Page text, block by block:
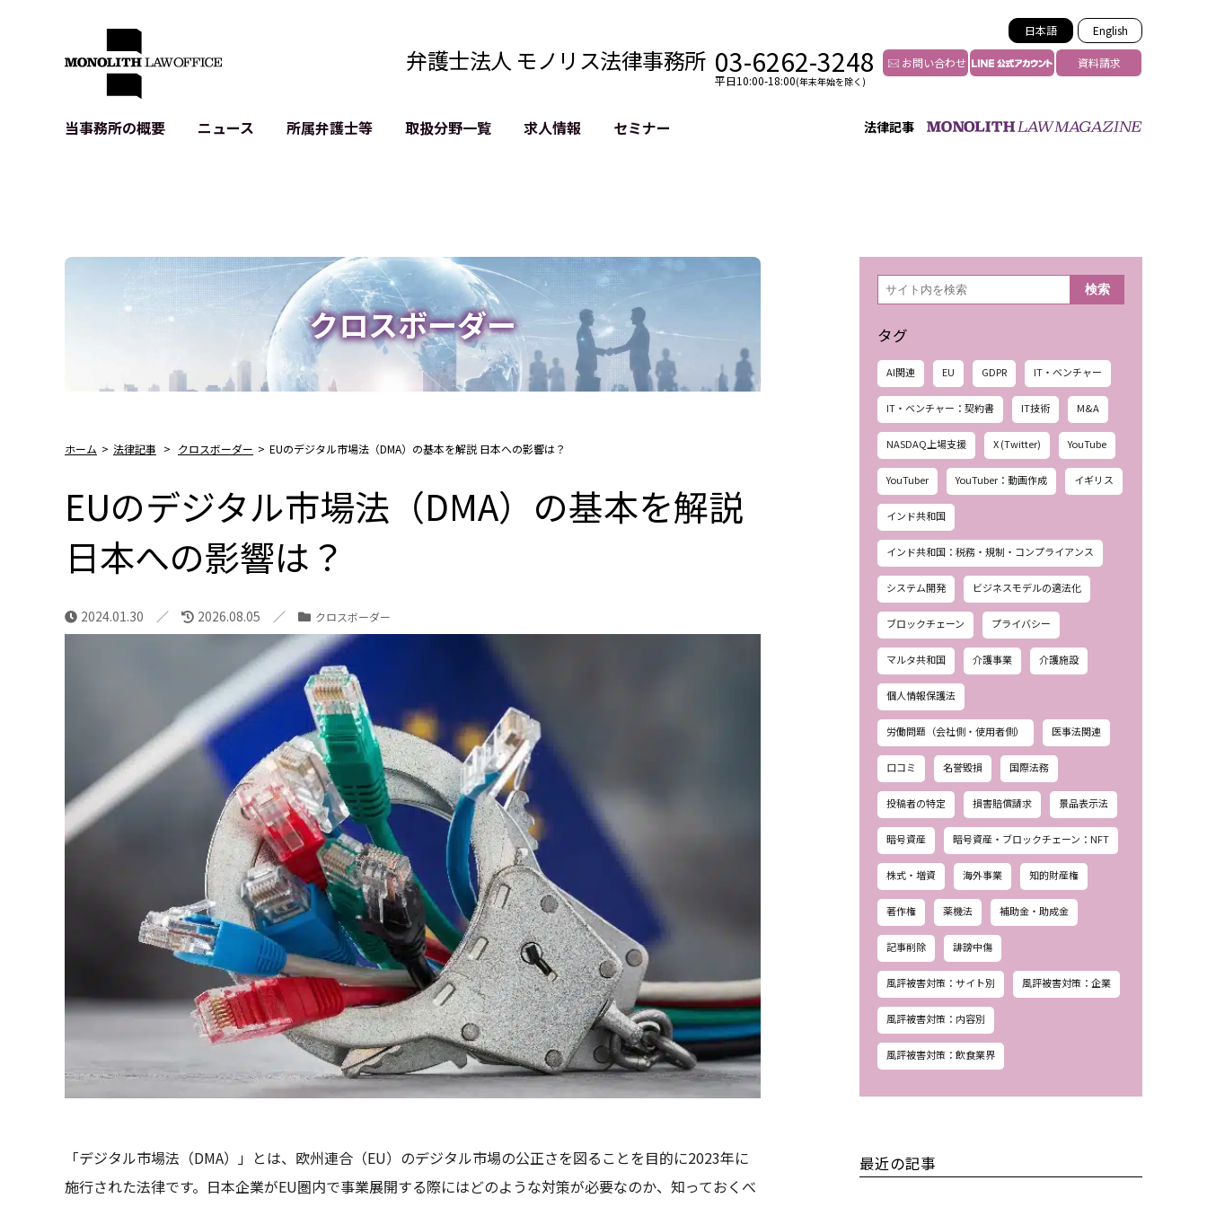
日本語 English
弁護士法人 モノリス法律事務所 03-6262-3248
平日10:00-18:00(年末年始を除く)
お問い合わせ 資料請求
法律記事
当事務所の概要 ニュース 所属弁護士等 取扱分野一覧
IPO（上場）支援
生成AI関連法務
記事・LPの薬機法等チェック
D2C等の不正転売対策
サイバー犯罪の刑事告訴等
GDPR対応支援
誹謗中傷加害者の弁護
リスティング汚染の削除対策
YouTube等SNSのM&A
求人情報 セミナー
クロスボーダー
ホーム > 法律記事 > クロスボーダー > EUのデジタル市場法（DMA）の基本を解説 日本への影響は？
EUのデジタル市場法（DMA）の基本を解説
日本への影響は？
2024.01.30 2026.08.05 クロスボーダー
「デジタル市場法（DMA）」とは、欧州連合（EU）のデジタル市場の公正さを図ることを目的に2023年に
施行された法律です。日本企業がEU圏内で事業展開する際にはどのような対策が必要なのか、知っておくべ
検
索 検索
タグ
AI関連 EU GDPR IT・ベンチャー
IT・ベンチャー：契約書 IT技術 M&A
NASDAQ上場支援 X (Twitter) YouTube
YouTuber YouTuber：動画作成 イギリス
インド共和国
インド共和国：税務・規制・コンプライアンス
システム開発 ビジネスモデルの適法化
ブロックチェーン プライバシー
マルタ共和国 介護事業 介護施設
個人情報保護法
労働問題（会社側・使用者側） 医事法関連
口コミ 名誉毀損 国際法務
投稿者の特定 損害賠償請求 景品表示法
暗号資産 暗号資産・ブロックチェーン：NFT
株式・増資 海外事業 知的財産権
著作権 薬機法 補助金・助成金
記事削除 誹謗中傷
風評被害対策：サイト別 風評被害対策：企業
風評被害対策：内容別
風評被害対策：飲食業界
最近の記事